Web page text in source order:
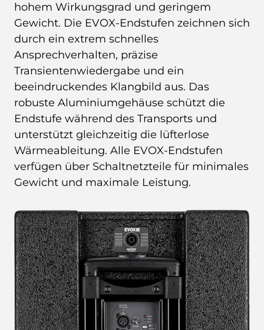
hohem Wirkungsgrad und geringem
Gewicht. Die EVOX-Endstufen zeichnen sich
durch ein extrem schnelles
Ansprechverhalten, präzise
Transientenwiedergabe und ein
beeindruckendes Klangbild aus. Das
robuste Aluminiumgehäuse schützt die
Endstufe während des Transports und
unterstützt gleichzeitig die lüfterlose
Wärmeableitung. Alle EVOX-Endstufen
verfügen über Schaltnetzteile für minimales
Gewicht und maximale Leistung.